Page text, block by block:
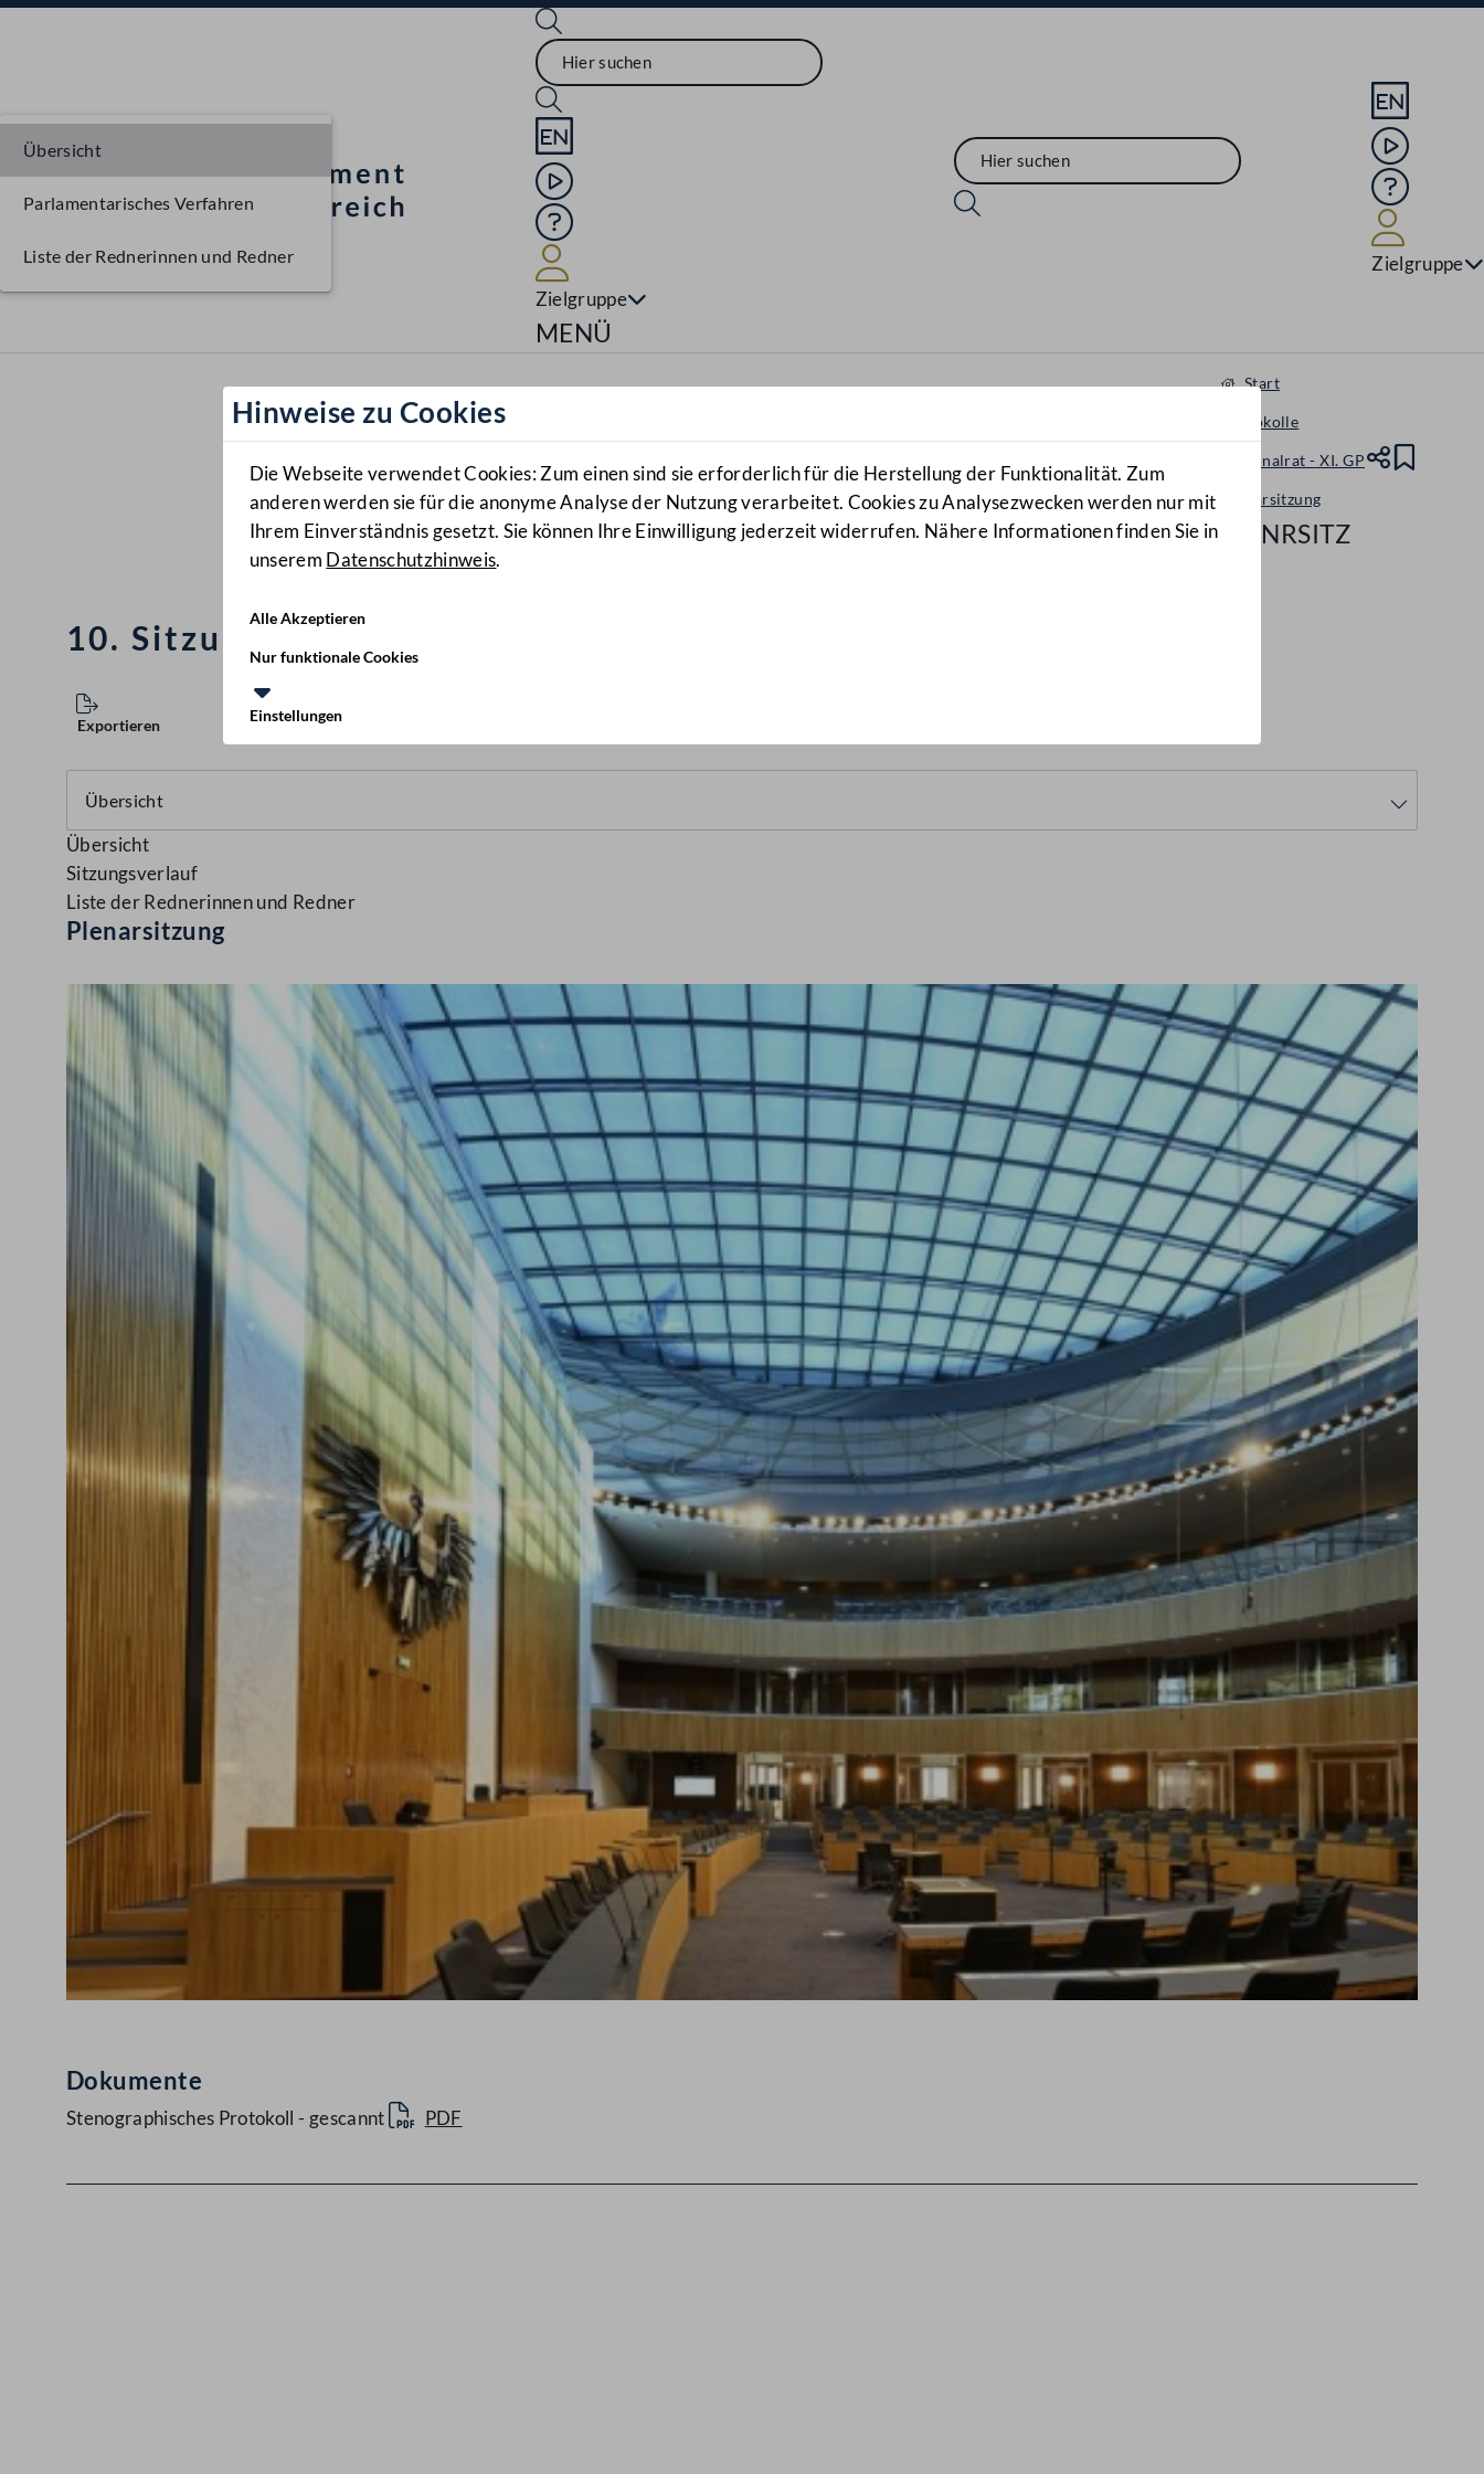
Sprache English
Mediathek
Hilfe
Zielgruppe
Navigationsmenü öffnen
MENÜ
Sprache
Mediathek
Hilfe
Zielgruppe
Hinweise zu Cookies
Die Webseite verwendet Cookies: Zum einen sind sie erforderlich für die Herstellung der Funktionalität. Zum
anderen werden sie für die anonyme Analyse der Nutzung verarbeitet. Cookies zu Analysezwecken werden nur mit
Ihrem Einverständnis gesetzt. Sie können Ihre Einwilligung jederzeit widerrufen. Nähere Informationen finden Sie in
unserem Datenschutzhinweis.
Alle Akzeptieren
Nur funktionale Cookies
Einstellungen
Start
Protokolle
Nationalrat - XI. GP
Plenarsitzung
10/NRSITZ
10. Sitzung des Nationalrats vom 15. Juni 1966
Exportieren
Übersicht
Parlamentarisches Verfahren
Liste der Rednerinnen und Redner
Übersicht
Sitzungsverlauf
Liste der Rednerinnen und Redner
Plenarsitzung
Dokumente
Stenographisches Protokoll - gescannt PDF